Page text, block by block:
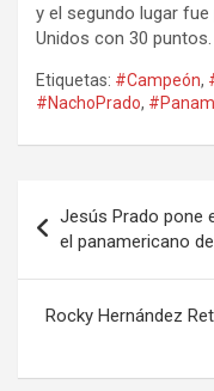
y el segundo lugar
Unidos con 30 puntos.
Etiquetas: #Campeón,
#NachoPrado,
de
entradas
Jesús Prado pone
el panamericano
Rocky Hernández